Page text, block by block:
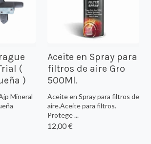
(
)
Mineral
Aceite en Spray para
filtros de aire Gro
500Ml.
Aceite en Spray para filtros de
aire.Aceite para filtros.
Protege ...
12,00 €